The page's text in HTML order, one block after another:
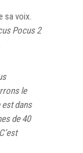
sa voix.
Pocus 2
le
est dans
de 40